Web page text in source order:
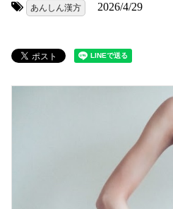
あんしん漢方 2026/4/29